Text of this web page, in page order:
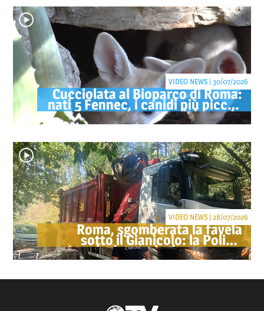
Cucciolata al Bioparco di Roma:
nati 5 Fennec, i canidi più piccoli
del mondo
VIDEO NEWS | 30/07/2026
Roma, sgomberata la favela
sotto il Gianicolo: la Polizia
Locale denuncia due persone
VIDEO NEWS | 28/07/2026